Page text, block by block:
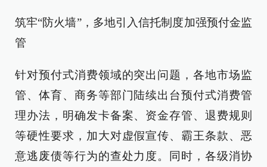
筑牢“防火墙”，多地引入信托制度加强预付金监
管
针对预付式消费领域的突出问题，各地市场监
管、体育、商务等部门陆续出台预付式消费管
理办法，明确发卡备案、资金存管、退费规则
等硬性要求，加大对虚假宣传、霸王条款、恶
意逃废债等行为的查处力度。同时，各级消协